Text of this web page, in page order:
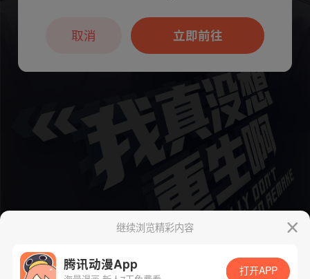
继续浏览精彩内容
腾讯动漫App 打开APP
本章节仅支持App阅读，可打开App新用
户7天免费看立即前往
取消